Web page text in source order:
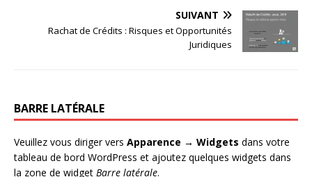
SUIVANT
Rachat de Crédits : Risques et Opportunités
Juridiques
BARRE LATÉRALE
Veuillez vous diriger vers Apparence → Widgets dans votre
tableau de bord WordPress et ajoutez quelques widgets dans
la zone de widget Barre latérale.